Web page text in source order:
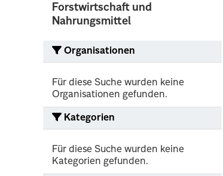
Forstwirtschaft und
Nahrungsmittel
Organisationen
Für diese Suche wurden keine
Organisationen gefunden.
Kategorien
Für diese Suche wurden keine
Kategorien gefunden.